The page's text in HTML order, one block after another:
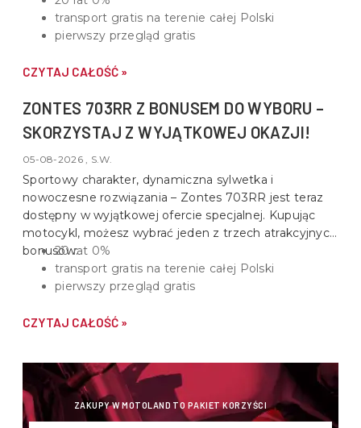
transport gratis na terenie całej Polski
pierwszy przegląd gratis
CZYTAJ CAŁOŚĆ »
ZONTES 703RR Z BONUSEM DO WYBORU –
SKORZYSTAJ Z WYJĄTKOWEJ OKAZJI!
05-08-2026 , S.W.
Sportowy charakter, dynamiczna sylwetka i
nowoczesne rozwiązania – Zontes 703RR jest teraz
dostępny w wyjątkowej ofercie specjalnej. Kupując
motocykl, możesz wybrać jeden z trzech atrakcyjnych
bonusów:20 rat 0%
transport gratis na terenie całej Polski
pierwszy przegląd gratis
CZYTAJ CAŁOŚĆ »
ZAKUPY W MOTOLAND TO PAKIET KORZYŚCI